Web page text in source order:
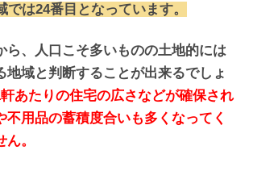
では24番目となっています。
ら、人口こそ多いものの土地的には
地域と判断することが出来るでしょ
あたりの住宅の広さなどが確保され
不用品の蓄積度合いも多くなってく
。